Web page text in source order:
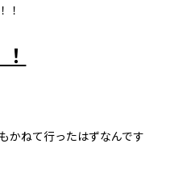
！
かねて行ったはずなんです